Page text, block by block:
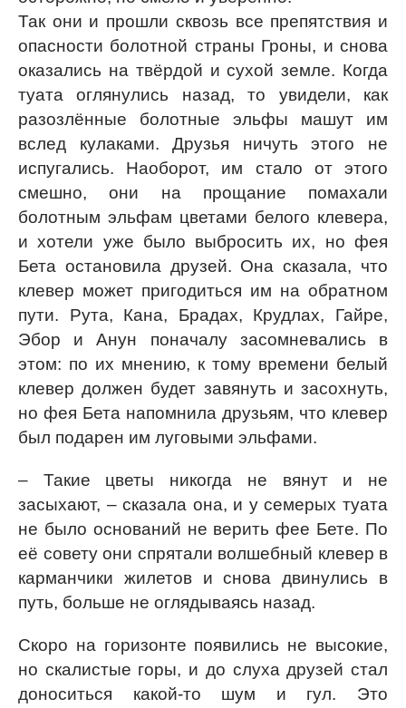
Так они и прошли сквозь все препятствия и
опасности болотной страны Гроны, и снова
оказались на твёрдой и сухой земле. Когда
туата оглянулись назад, то увидели, как
разозлённые болотные эльфы машут им
вслед кулаками. Друзья ничуть этого не
испугались. Наоборот, им стало от этого
смешно, они на прощание помахали
болотным эльфам цветами белого клевера,
и хотели уже было выбросить их, но фея
Бета остановила друзей. Она сказала, что
клевер может пригодиться им на обратном
пути. Рута, Кана, Брадах, Крудлах, Гайре,
Эбор и Анун поначалу засомневались в
этом: по их мнению, к тому времени белый
клевер должен будет завянуть и засохнуть,
но фея Бета напомнила друзьям, что клевер
был подарен им луговыми эльфами.
– Такие цветы никогда не вянут и не
засыхают, – сказала она, и у семерых туата
не было оснований не верить фее Бете. По
её совету они спрятали волшебный клевер в
карманчики жилетов и снова двинулись в
путь, больше не оглядываясь назад.
Скоро на горизонте появились не высокие,
но скалистые горы, и до слуха друзей стал
доноситься какой-то шум и гул. Это